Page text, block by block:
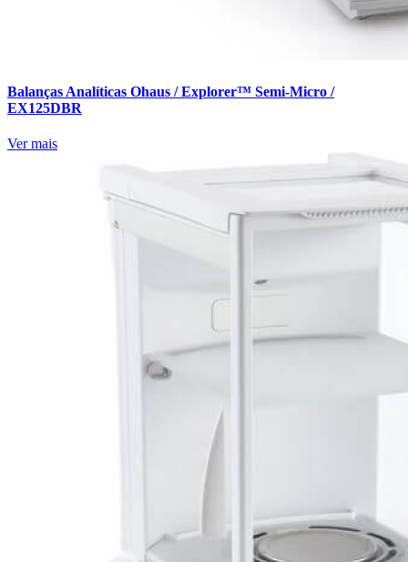
Balanças Analíticas Ohaus / Explorer™ Semi-Micro /
EX125DBR
Ver mais